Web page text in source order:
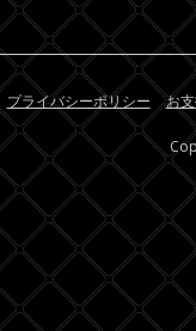
プライバシーポリシー お